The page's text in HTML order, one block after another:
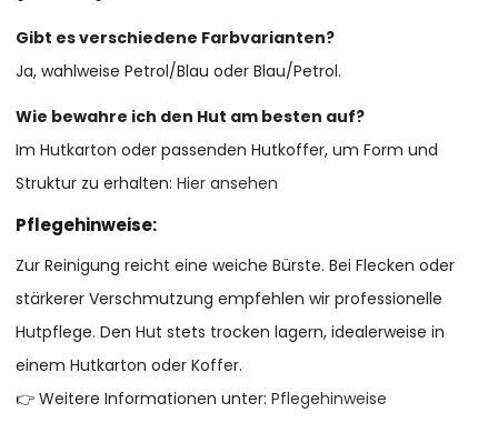
Gibt es verschiedene Farbvarianten?
Ja, wahlweise Petrol/Blau oder Blau/Petrol.
Wie bewahre ich den Hut am besten auf?
Im Hutkarton oder passenden Hutkoffer, um Form und
Struktur zu erhalten:Hier ansehen
Pflegehinweise:
Zur Reinigung reicht eine weiche Bürste. Bei Flecken oder
stärkerer Verschmutzung empfehlen wir professionelle
Hutpflege. Den Hut stets trocken lagern, idealerweise in
einem Hutkarton oder Koffer.
👉 Weitere Informationen unter:Pflegehinweise